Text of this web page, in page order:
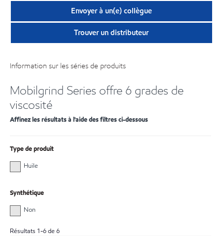
Envoyer à un(e) collègue
Trouver un distributeur
Information sur les séries de produits
Mobilgrind Series offre 6 grades de
viscosité
Affinez les résultats à l'aide des filtres ci-dessous
Type de produit
Huile
Synthétique
Non
Résultats 1-6de6